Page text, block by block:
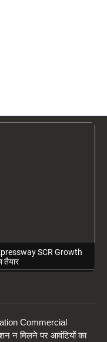
Lucknow:
Commercial
न मिलने पर आवंटियों का